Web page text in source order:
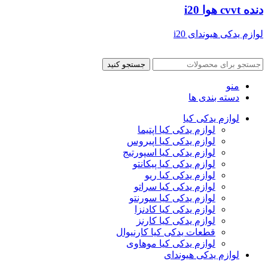
دنده cvvt هوا i20
لوازم یدکی هیوندای i20
جستجو کنید
منو
دسته بندی ها
لوازم یدکی کیا
لوازم یدکی کیا اپتیما
لوازم یدکی کیا اپیروس
لوازم یدکی کیا اسپورتیج
لوازم یدکی کیا پیکانتو
لوازم یدکی کیا ریو
لوازم یدکی کیا سراتو
لوازم یدکی کیا سورنتو
لوازم یدکی کیا کادنزا
لوازم یدکی کیا کارنز
قطعات یدکی کیا کارنیوال
لوازم یدکی کیا موهاوی
لوازم یدکی هیوندای